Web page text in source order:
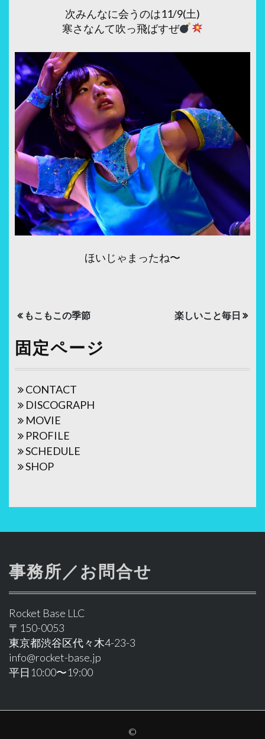
次みんなに会うのは11/9(土)
寒さなんて吹っ飛ばすぜ
ほいじゃまったね〜
投
稿
ナ
ビ
ゲ
ー
シ
ョ
ン
もこもこの季節 楽しいこと毎日
固定ページ
CONTACT
DISCOGRAPH
MOVIE
PROFILE
SCHEDULE
SHOP
事務所／お問合せ
Rocket Base LLC
〒150-0053
東京都渋谷区代々木4-23-3
info@rocket-base.jp
平日10:00〜19:00
©